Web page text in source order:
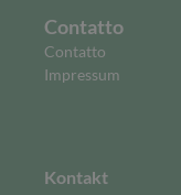
Contatto
Contatto
Impressum
Kontakt